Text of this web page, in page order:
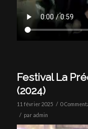
Festival La
(2024)
11 février 2025 / 0
/ par admin